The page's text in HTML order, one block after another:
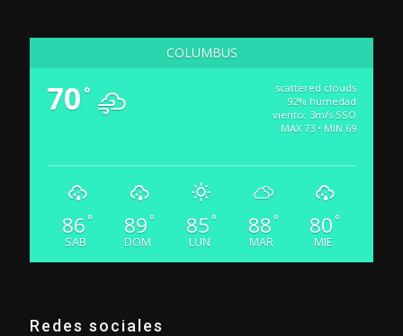
COLUMBUS
70 °
scattered clouds
92% humedad
viento: 3m/s SSO
MAX 73 • MIN 69
86 °
SAB
89 °
DOM
85 °
LUN
88 °
MAR
80 °
MIE
Redes sociales